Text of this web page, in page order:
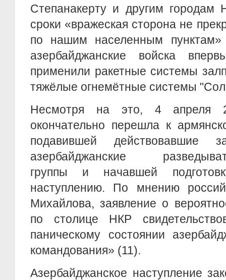
Степанакерту и другим городам
сроки «вражеская сторона не
по нашим населенным
азербайджанские войска
применили ракетные системы
тяжёлые огнемётные системы
Несмотря на это, 4 апреля
окончательно перешла к
подавившей действовавшие
азербайджанские
группы и начавшей
наступлению. По мнению
Михайлова, заявление о
по столице НКР
паническому состоянии
командования» (11).
Азербайджанское наступление